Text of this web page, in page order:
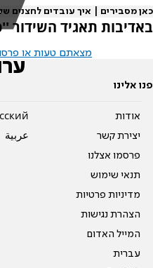
כאן מסבירים | איך עובדים לחצנים
באדיבות תאגיד השידור
מצאתם טעות או
פנו אלינו
אודות
יצירת קשר
פרסמו אצלנו
תנאי שימוש
מדיניות פרטיות
הצהרת נגישות
המייל האדום
עברית
عربية